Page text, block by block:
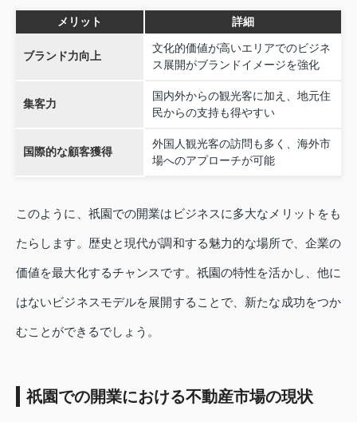
メリット 詳細
ブランド力向上
文化的価値が高いエリアでのビジネ
ス展開がブランドイメージを強化
集客力
国内外からの観光客に加え、地元住
民からの支持も得やすい
国際的な顧客獲得
外国人観光客の訪問も多く、海外市
場へのアプローチが可能
このように、祇園での開業はビジネスに多大なメリットをも
たらします。歴史と現代が調和する魅力的な場所で、企業の
価値を最大化するチャンスです。祇園の特性を活かし、他に
はないビジネスモデルを展開することで、新たな成功をつか
むことができるでしょう。
祇園での開業における不動産市場の現状